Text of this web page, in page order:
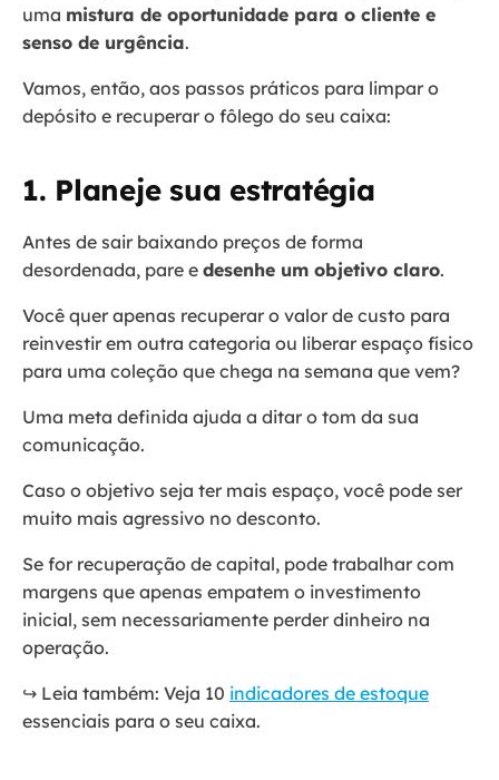
uma mistura de oportunidade para o cliente e
senso de urgência.
Vamos, então, aos passos práticos para limpar o
depósito e recuperar o fôlego do seu caixa:
1. Planeje sua estratégia
Antes de sair baixando preços de forma
desordenada, pare e desenhe um objetivo claro.
Você quer apenas recuperar o valor de custo para
reinvestir em outra categoria ou liberar espaço físico
para uma coleção que chega na semana que vem?
Uma meta definida ajuda a ditar o tom da sua
comunicação.
Caso o objetivo seja ter mais espaço, você pode ser
muito mais agressivo no desconto.
Se for recuperação de capital, pode trabalhar com
margens que apenas empatem o investimento
inicial, sem necessariamente perder dinheiro na
operação.
↪️ Leia também: Veja 10 indicadores de estoque
essenciais para o seu caixa.